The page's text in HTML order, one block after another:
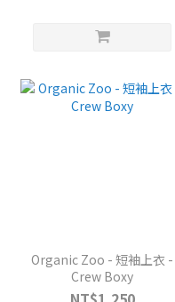
Organic Zoo - 短袖上衣 -
Crew Boxy